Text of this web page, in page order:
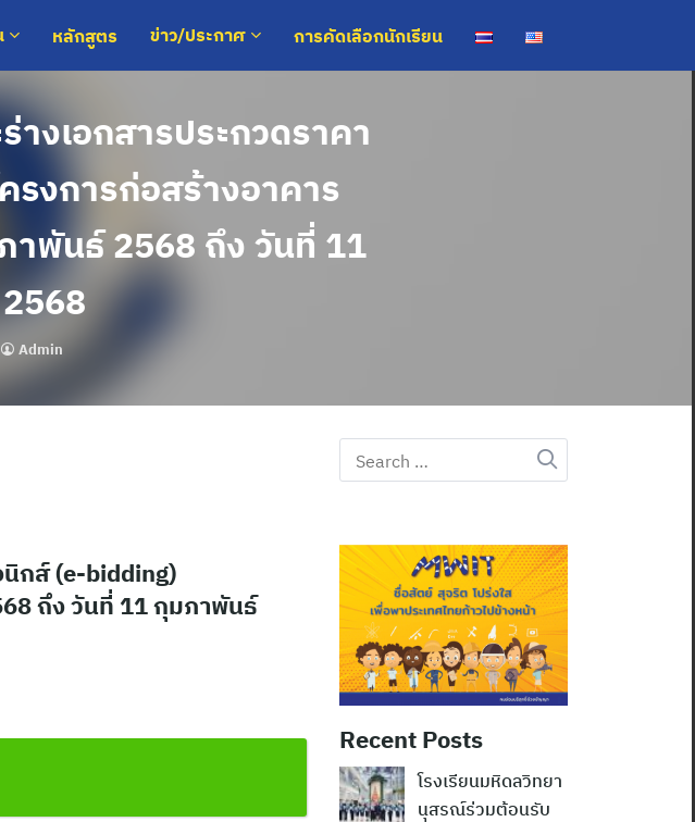
หลักสูตร ข่าว/ประกาศ การคัดเลือกนักเรียน
งเอกสารประกวดราคา
รงการก่อสร้างอาคาร
าพันธ์ 2568 ถึง วันที่ 11
Admin
นิกส์ (e-bidding)
ถึง วันที่ 11 กุมภาพันธ์
Search
for:
Recent Posts
โรงเรียนมหิดลวิทยา
นุสรณ์ร่วมต้อนรับ